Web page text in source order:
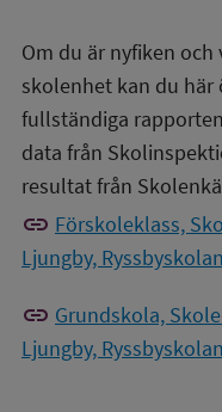
Om du är nyfiken
skolenhet kan du
fullständiga
data från
resultat från
link Förskoleklass,
Ljungby,
link Grundskola,
Ljungby,